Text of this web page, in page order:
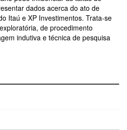
dados acerca do ato de
Itaú e XP Investimentos. Trata-se
de procedimento
indutiva e técnica de pesquisa